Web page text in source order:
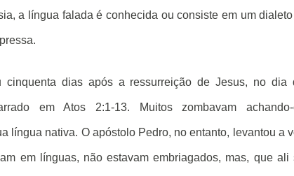
a língua falada é conhecida ou consiste em um
cinquenta dias após a ressurreição de Jesus, no dia
em Atos 2:1-13. Muitos zombavam achando-
língua nativa. O apóstolo Pedro, no entanto, levantou a
em línguas, não estavam embriagados, mas, que ali